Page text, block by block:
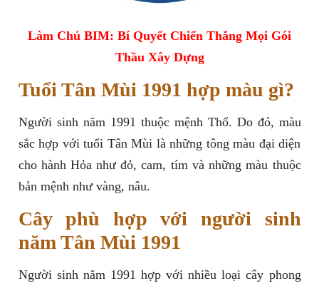
Làm Chủ BIM: Bí Quyết Chiến Thắng Mọi Gói
Thầu Xây Dựng
Tuổi Tân Mùi 1991 hợp màu gì?
Người sinh năm 1991 thuộc mệnh Thổ. Do đó, màu
sắc hợp với tuổi Tân Mùi là những tông màu đại diện
cho hành Hỏa như đỏ, cam, tím và những màu thuộc
bản mệnh như vàng, nâu.
Cây phù hợp với người sinh
năm Tân Mùi 1991
Người sinh năm 1991 hợp với nhiều loại cây phong